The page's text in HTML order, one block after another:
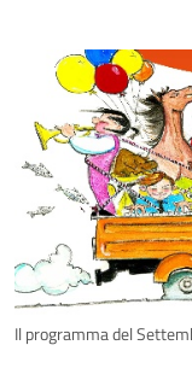
Il programma del